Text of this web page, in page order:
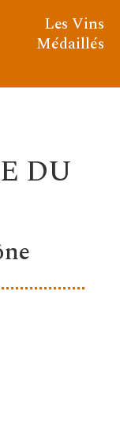
Les Vins
Médaillés
DU